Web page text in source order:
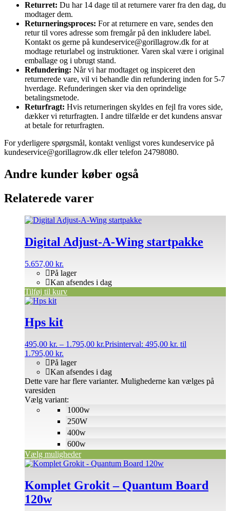
Returret: Du har 14 dage til at returnere varer fra den dag, du
modtager dem.
Returneringsproces: For at returnere en vare, sendes den
retur til vores adresse som fremgår på den inkludere label.
Kontakt os gerne på kundeservice@gorillagrow.dk for at
modtage returlabel og instruktioner. Varen skal være i original
emballage og i ubrugt stand.
Refundering: Når vi har modtaget og inspiceret den
returnerede vare, vil vi behandle din refundering inden for 5-7
hverdage. Refunderingen sker via den oprindelige
betalingsmetode.
Returfragt: Hvis returneringen skyldes en fejl fra vores side,
dækker vi returfragten. I andre tilfælde er det kundens ansvar
at betale for returfragten.
For yderligere spørgsmål, kontakt venligst vores kundeservice på
kundeservice@gorillagrow.dk eller telefon 24798080.
Andre kunder køber også
Relaterede varer
Digital Adjust-A-Wing startpakke
5.657,00 kr.
På lager
Kan afsendes i dag
Tilføj til kurv
Hps kit
495,00 kr. – 1.795,00 kr.Prisinterval: 495,00 kr. til
1.795,00 kr.
På lager
Kan afsendes i dag
Vælg variant:
Vælg muligheder
Dette vare har flere varianter. Mulighederne kan vælges på
varesiden
1000w
250W
400w
600w
Komplet Grokit – Quantum Board
120w